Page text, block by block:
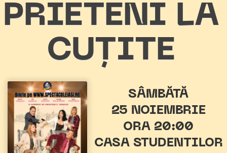
PRIETENI LA
CUȚITE
SÂMBĂTĂ
25 NOIEMBRIE
ORA 20:00
CASA STUDENTILOR